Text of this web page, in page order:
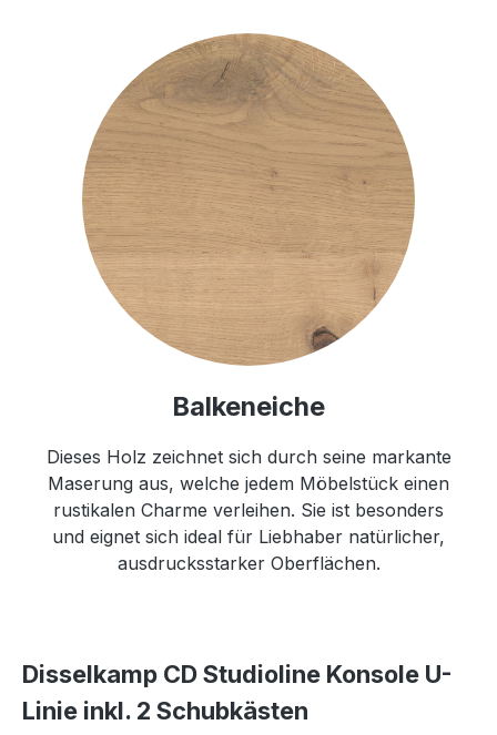
Balkeneiche
Dieses Holz zeichnet sich durch seine markante
Maserung aus, welche jedem Möbelstück einen
rustikalen Charme verleihen. Sie ist besonders
und eignet sich ideal für Liebhaber natürlicher,
ausdrucksstarker Oberflächen.
Disselkamp CD Studioline Konsole U-
Linie inkl. 2 Schubkästen